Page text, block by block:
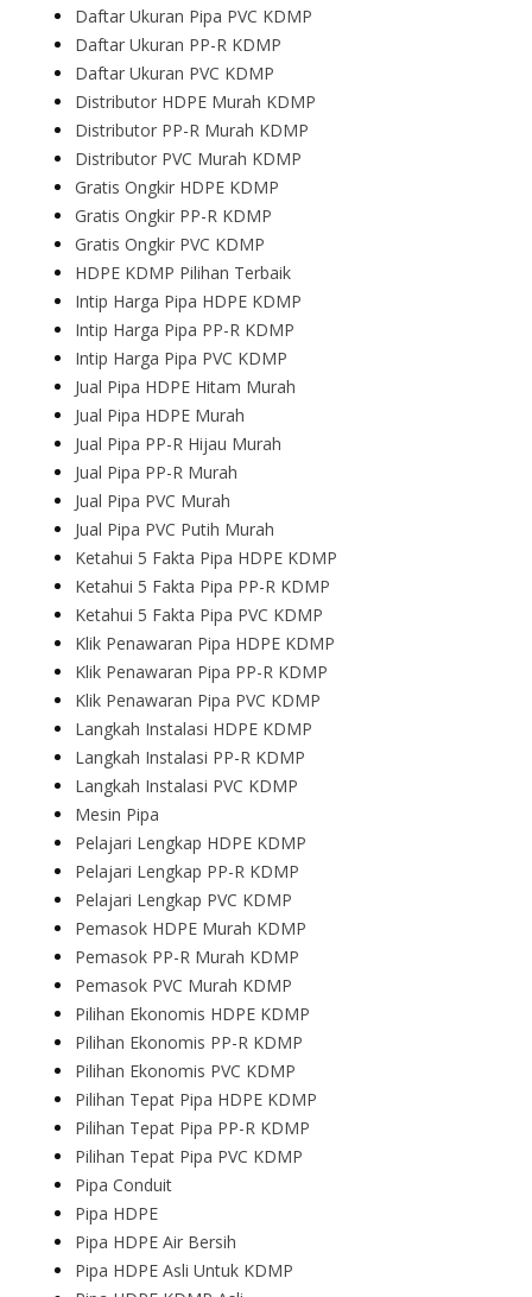
Daftar Ukuran Pipa PVC KDMP
Daftar Ukuran PP-R KDMP
Daftar Ukuran PVC KDMP
Distributor HDPE Murah KDMP
Distributor PP-R Murah KDMP
Distributor PVC Murah KDMP
Gratis Ongkir HDPE KDMP
Gratis Ongkir PP-R KDMP
Gratis Ongkir PVC KDMP
HDPE KDMP Pilihan Terbaik
Intip Harga Pipa HDPE KDMP
Intip Harga Pipa PP-R KDMP
Intip Harga Pipa PVC KDMP
Jual Pipa HDPE Hitam Murah
Jual Pipa HDPE Murah
Jual Pipa PP-R Hijau Murah
Jual Pipa PP-R Murah
Jual Pipa PVC Murah
Jual Pipa PVC Putih Murah
Ketahui 5 Fakta Pipa HDPE KDMP
Ketahui 5 Fakta Pipa PP-R KDMP
Ketahui 5 Fakta Pipa PVC KDMP
Klik Penawaran Pipa HDPE KDMP
Klik Penawaran Pipa PP-R KDMP
Klik Penawaran Pipa PVC KDMP
Langkah Instalasi HDPE KDMP
Langkah Instalasi PP-R KDMP
Langkah Instalasi PVC KDMP
Mesin Pipa
Pelajari Lengkap HDPE KDMP
Pelajari Lengkap PP-R KDMP
Pelajari Lengkap PVC KDMP
Pemasok HDPE Murah KDMP
Pemasok PP-R Murah KDMP
Pemasok PVC Murah KDMP
Pilihan Ekonomis HDPE KDMP
Pilihan Ekonomis PP-R KDMP
Pilihan Ekonomis PVC KDMP
Pilihan Tepat Pipa HDPE KDMP
Pilihan Tepat Pipa PP-R KDMP
Pilihan Tepat Pipa PVC KDMP
Pipa Conduit
Pipa HDPE
Pipa HDPE Air Bersih
Pipa HDPE Asli Untuk KDMP